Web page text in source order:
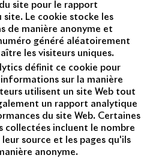
site pour le rapport
site. Le cookie stocke les
de manière anonyme et
généré aléatoirement
les visiteurs uniques.
définit ce cookie pour
sur la manière
utilisent un site Web tout
un rapport analytique
du site Web. Certaines
collectées incluent le nombre
leur source et les pages qu'ils
anonyme.